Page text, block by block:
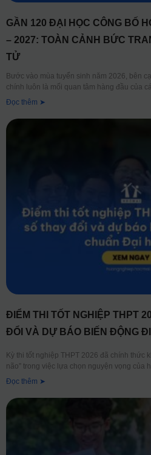
GẦN 120 ĐẠI HỌC CÔNG BỐ
– 2027: TOÀN CẢNH BỨC
TỬ
Bước vào mùa tuyển sinh năm 2026, bên
chính luôn là mối quan tâm hàng đầu của
Đọc thêm ➤
ĐIỂM THI TỐT NGHIỆP THPT
ĐỔI VÀ DỰ BÁO BIẾN ĐỘNG
Kỳ thi tốt nghiệp THPT 2026 đã chính thức
não” trong việc lựa chọn nguyện vọng của
Đọc thêm ➤